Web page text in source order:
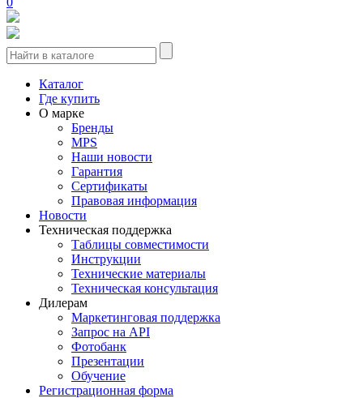
Каталог
Где купить
О марке
Бренды
MPS
Наши новости
Гарантия
Сертификаты
Правовая информация
Новости
Техническая поддержка
Таблицы совместимости
Инструкции
Технические материалы
Техническая консультация
Дилерам
Маркетинговая поддержка
Запрос на API
Фотобанк
Презентации
Обучение
Регистрационная форма